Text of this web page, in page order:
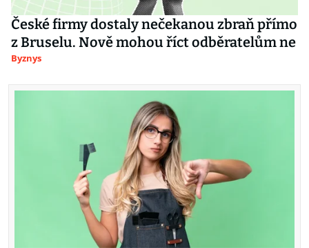
České firmy dostaly nečekanou zbraň přímo
z Bruselu. Nově mohou říct odběratelům ne
Byznys